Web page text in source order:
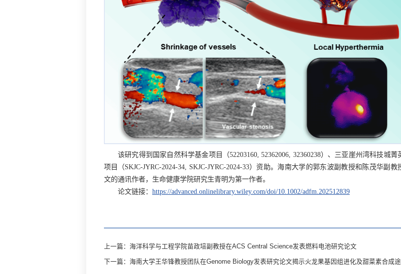
该研究得到国家自然科学基金项目（52203160, 52362006, 32360238）、三亚崖州湾科技城菁
项目（SKJC-JYRC-2024-34, SKJC-JYRC-2024-33）资助。海南大学的郭东波副教授和陈茂华副教
文的通讯作者，生命健康学院研究生青明为第一作者。
论文链接： https://advanced.onlinelibrary.wiley.com/doi/10.1002/adfm.202512839
上一篇：海洋科学与工程学院苗政培副教授在ACS Central Science发表燃料电池研究论文
下一篇：海南大学王华锋教授团队在Genome Biology发表研究论文揭示火龙果基因组进化及甜菜素合成